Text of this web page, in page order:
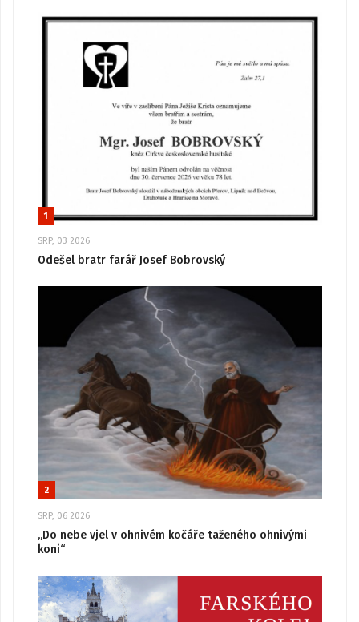
1
SRP, 03 2026
Odešel bratr farář Josef Bobrovský
2
SRP, 06 2026
„Do nebe vjel v ohnivém kočáře taženého ohnivými
koni“